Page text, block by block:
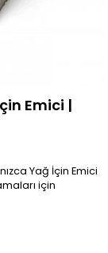
Emici |
Yağ İçin Emici
için